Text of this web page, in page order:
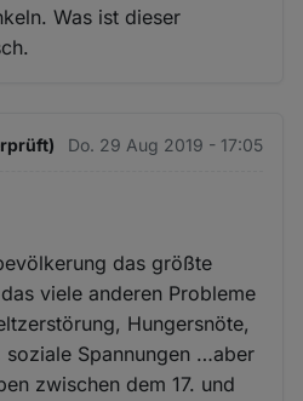
Was ist dieser
Do. 29 Aug 2019 - 17:05
das größte
viele anderen Probleme
Hungersnöte,
soziale Spannungen …aber
zwischen dem 17. und